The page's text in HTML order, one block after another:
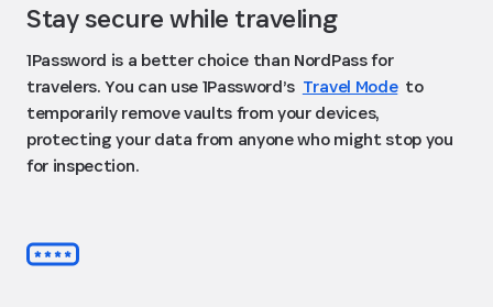
Stay secure while traveling
1Password is a better choice than NordPass for
travelers. You can use 1Password’s Travel Mode to
temporarily remove vaults from your devices,
protecting your data from anyone who might stop you
for inspection.